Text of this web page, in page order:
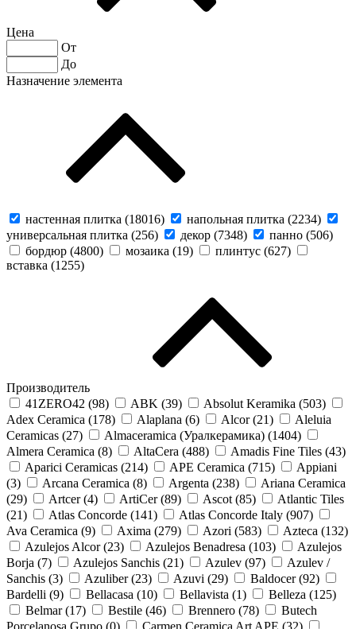
Цена
От
До
Назначение элемента
настенная плитка (18016) напольная плитка (2234)
универсальная плитка (256) декор (7348) панно (506)
бордюр (4800) мозаика (19) плинтус (627)
вставка (1255)
Производитель
41ZERO42 (98) ABK (39) Absolut Keramika (503)
Adex Ceramica (178) Alaplana (6) Alcor (21)
Aleluia
Ceramicas (27) Almaceramica (Уралкерамика) (1404)
Almera Ceramica (8) AltaCera (488) Amadis Fine Tiles (43)
Aparici Ceramicas (214) APE Ceramica (715)
Appiani
(3) Arcana Ceramica (8) Argenta (238)
Ariana Ceramica
(29) Artcer (4) ArtiCer (89) Ascot (85)
Atlantic Tiles
(21) Atlas Concorde (141) Atlas Concorde Italy (907)
Ava Ceramica (9) Axima (279) Azori (583) Azteca (132)
Azulejos Alcor (23) Azulejos Benadresa (103)
Azulejos
Borja (7) Azulejos Sanchis (21) Azulev (97)
Azulev /
Sanchis (3) Azuliber (23) Azuvi (29) Baldocer (92)
Bardelli (9) Bellacasa (10) Bellavista (1) Belleza (125)
Belmar (17) Bestile (46) Brennero (78)
Butech
Porcelanosa Grupo (0) Carmen Ceramica Art APE (32)